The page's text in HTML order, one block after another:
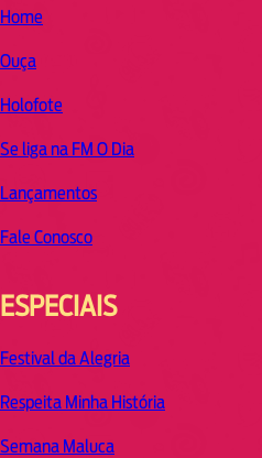
Home
Ouça
Holofote
Se liga na FM O Dia
Lançamentos
Fale Conosco
ESPECIAIS
Festival da Alegria
Respeita Minha História
Semana Maluca